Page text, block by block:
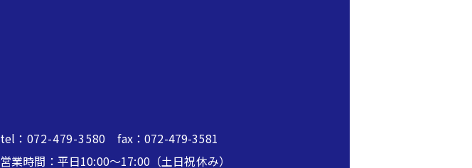
tel： 072-479-3580 fax：072-479-3581
営業時間：平日10:00～17:00（土日祝休み）